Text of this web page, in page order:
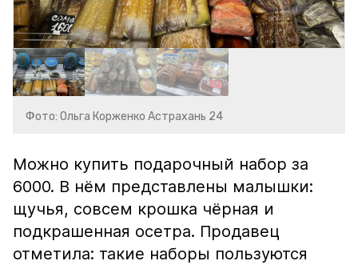
Фото: Ольга Корженко Астрахань 24
Можно купить подарочный набор за
6000. В нём представлены малышки:
щучья, совсем крошка чёрная и
подкрашенная осетра. Продавец
отметила: такие наборы пользуются